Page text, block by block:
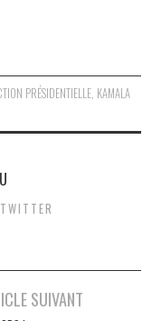
PRÉSIDENTIELLE, KAMALA
TWITTER
SUIVANT